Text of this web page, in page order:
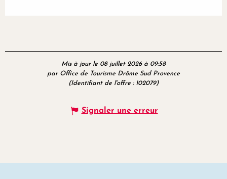
Mis à jour le 08 juillet 2026 à 09:58
par Office de Tourisme Drôme Sud Provence
(Identifiant de l'offre : 102079)
Signaler une erreur